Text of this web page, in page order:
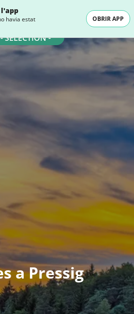
l'app
havia estat
OBRIR APP
- SELECTION -
a Pressig